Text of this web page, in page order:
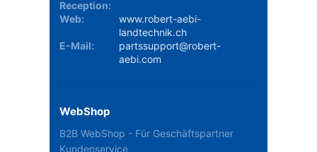
In den Warenkorb
CHF 82.44